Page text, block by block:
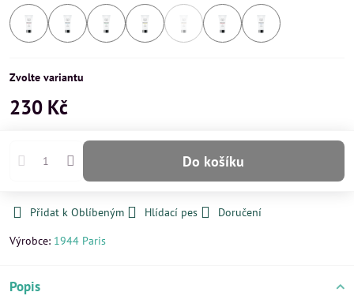
Zvolte variantu
230 Kč
Do košíku
Přidat k Oblíbeným Hlídací pes
Doručení
Výrobce: 1944 Paris
Popis